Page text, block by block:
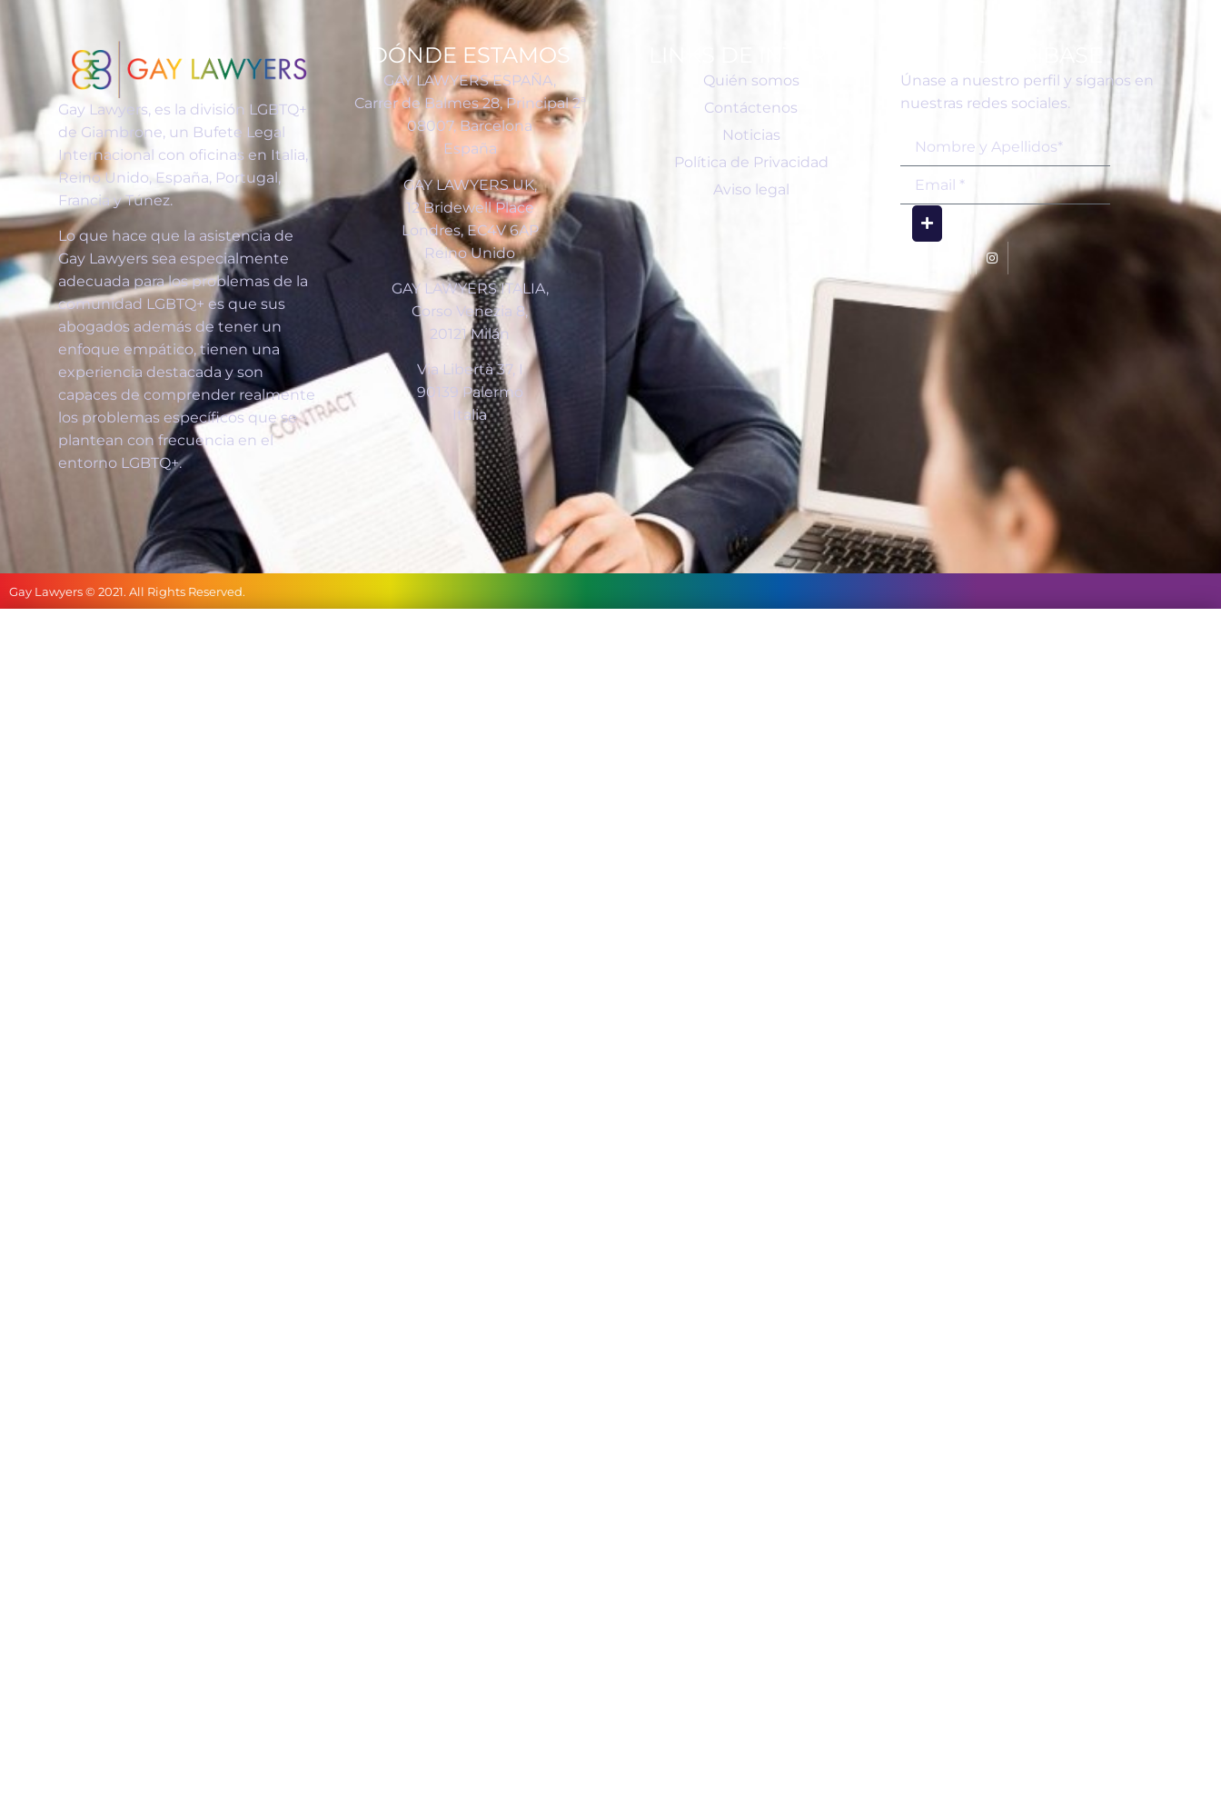
Gay Lawyers, es la división LGBTQ+
de Giambrone, un Bufete Legal
Internacional con oficinas en Italia,
Reino Unido, España, Portugal,
Francia y Túnez.
Lo que hace que la asistencia de
Gay Lawyers sea especialmente
adecuada para los problemas de la
comunidad LGBTQ+ es que sus
abogados además de tener un
enfoque empático, tienen una
experiencia destacada y son
capaces de comprender realmente
los problemas específicos que se
plantean con frecuencia en el
entorno LGBTQ+.
DÓNDE ESTAMOS
GAY LAWYERS ESPAÑA,
Carrer de Balmes 28, Principal 2ª
08007, Barcelona
España
GAY LAWYERS UK,
12 Bridewell Place
Londres, EC4V 6AP
Reino Unido
GAY LAWYERS ITALIA,
Corso Venezia 8,
20121 Milán
Via Libertà 37, I
90139 Palermo
Italia
Quién somos
Contáctenos
Noticias
Política de Privacidad
Aviso legal
Únase a nuestro perfil y síganos en
nuestras redes sociales.
Gay Lawyers © 2021. All Rights Reserved.